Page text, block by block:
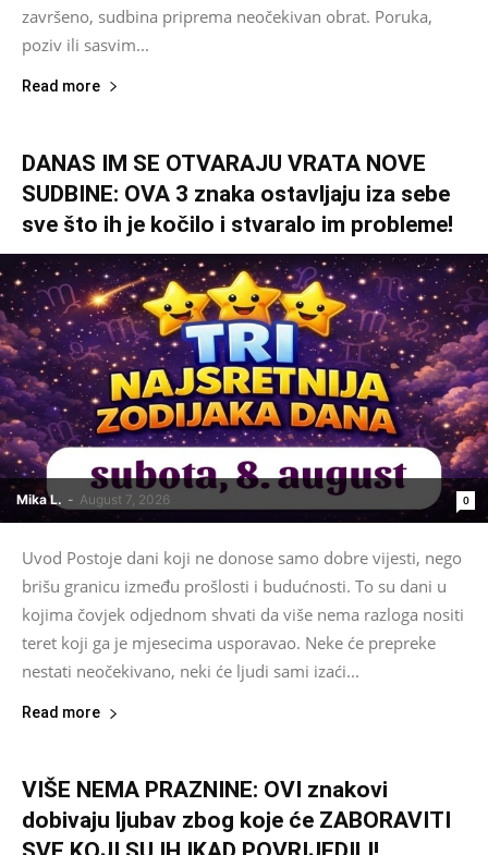
završeno, sudbina priprema neočekivan obrat. Poruka,
poziv ili sasvim...
Read more
DANAS IM SE OTVARAJU VRATA NOVE
SUDBINE: OVA 3 znaka ostavljaju iza sebe
sve što ih je kočilo i stvaralo im probleme!
Mika L. - August 7, 2026 0
Uvod Postoje dani koji ne donose samo dobre vijesti, nego
brišu granicu između prošlosti i budućnosti. To su dani u
kojima čovjek odjednom shvati da više nema razloga nositi
teret koji ga je mjesecima usporavao. Neke će prepreke
nestati neočekivano, neki će ljudi sami izaći...
Read more
VIŠE NEMA PRAZNINE: OVI znakovi
dobivaju ljubav zbog koje će ZABORAVITI